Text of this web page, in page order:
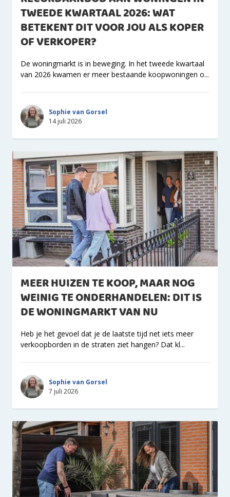
TWEEDE KWARTAAL 2026: WAT
BETEKENT DIT VOOR JOU ALS KOPER
OF VERKOPER?
De woningmarkt is in beweging. In het tweede kwartaal
van 2026 kwamen er meer bestaande koopwoningen o...
Sophie van Gorsel
14 juli 2026
MEER HUIZEN TE KOOP, MAAR NOG
WEINIG TE ONDERHANDELEN: DIT IS
DE WONINGMARKT VAN NU
Heb je het gevoel dat je de laatste tijd net iets meer
verkoopborden in de straten ziet hangen? Dat kl...
Sophie van Gorsel
7 juli 2026